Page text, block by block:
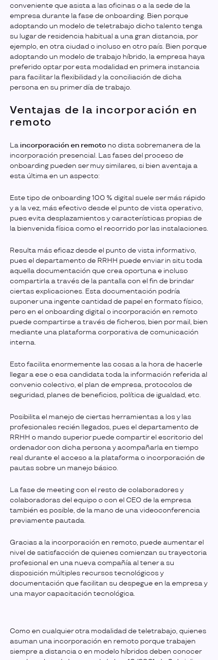
conveniente que asista a las oficinas o a la sede de la
empresa durante la fase de onboarding. Bien porque
adoptando un modelo de teletrabajo dicho talento tenga
su lugar de residencia habitual a una gran distancia, por
ejemplo, en otra ciudad o incluso en otro país. Bien porque
adoptando un modelo de trabajo híbrido, la empresa haya
preferido optar por esta modalidad en primera instancia
para facilitar la flexibilidad y la conciliación de dicha
persona en su primer día de trabajo.
Ventajas de la incorporación en
remoto
La incorporación en remoto no dista sobremanera de la
incorporación presencial. Las fases del proceso de
onboarding pueden ser muy similares, si bien aventaja a
esta última en un aspecto:
Este tipo de onboarding 100 % digital suele ser más rápido
y a la vez, más efectivo desde el punto de vista operativo,
pues evita desplazamientos y características propias de
la bienvenida física como el recorrido por las instalaciones.
Resulta más eficaz desde el punto de vista informativo,
pues el departamento de RRHH puede enviar in situ toda
aquella documentación que crea oportuna e incluso
compartirla a través de la pantalla con el fin de brindar
ciertas explicaciones. Esta documentación podría
suponer una ingente cantidad de papel en formato físico,
pero en el onboarding digital o incorporación en remoto
puede compartirse a través de ficheros, bien por mail, bien
mediante una plataforma corporativa de comunicación
interna.
Esto facilita enormemente las cosas a la hora de hacerle
llegar a ese o esa candidata toda la información referida al
convenio colectivo, el plan de empresa, protocolos de
seguridad, planes de beneficios, política de igualdad, etc.
Posibilita el manejo de ciertas herramientas a los y las
profesionales recién llegados, pues el departamento de
RRHH o mando superior puede compartir el escritorio del
ordenador con dicha persona y acompañarla en tiempo
real durante el acceso a la plataforma o incorporación de
pautas sobre un manejo básico.
La fase de meeting con el resto de colaboradores y
colaboradoras del equipo o con el CEO de la empresa
también es posible, de la mano de una videoconferencia
previamente pautada.
Gracias a la incorporación en remoto, puede aumentar el
nivel de satisfacción de quienes comienzan su trayectoria
profesional en una nueva compañía al tener a su
disposición múltiples recursos tecnológicos y
documentación que facilitan su despegue en la empresa y
una mayor capacitación tecnológica.
Como en cualquier otra modalidad de teletrabajo, quienes
asuman una incorporación en remoto porque trabajen
siempre a distancia o en modelo híbridos deben conocer